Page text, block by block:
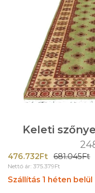
Keleti
476.732Ft 681.045Ft
Nettó ár: 375.379Ft
Szállítás 1 héten belül